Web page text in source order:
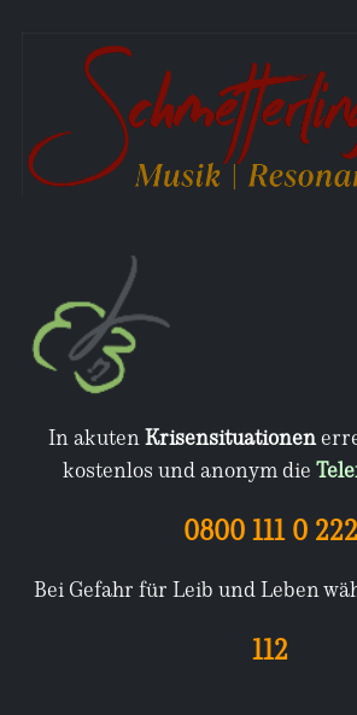
In akutenKrisensituationen
kostenlos und anonym die
0800 111 0 222
Bei Gefahr für Leib und Leben
112